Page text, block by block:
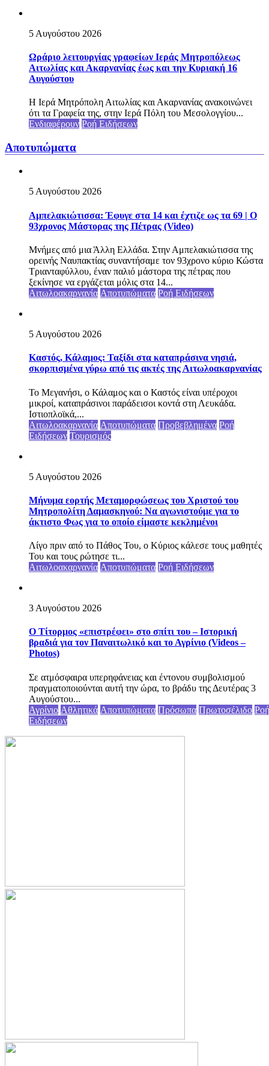
5 Αυγούστου 2026
Ωράριο λειτουργίας γραφείων Ιεράς Μητροπόλεως
Αιτωλίας και Ακαρνανίας έως και την Κυριακή 16
Αυγούστου
Η Ιερά Μητρόπολη Αιτωλίας και Ακαρνανίας ανακοινώνει
ότι τα Γραφεία της, στην Ιερά Πόλη του Μεσολογγίου...
Ενδιαφέρουν Ροή Ειδήσεων
Αποτυπώματα
5 Αυγούστου 2026
Αμπελακιώτισσα: Έφυγε στα 14 και έχτιζε ως τα 69 | Ο
93χρονος Μάστορας της Πέτρας (Video)
Μνήμες από μια Άλλη Ελλάδα. Στην Αμπελακιώτισσα της
ορεινής Ναυπακτίας συναντήσαμε τον 93χρονο κύριο Κώστα
Τριανταφύλλου, έναν παλιό μάστορα της πέτρας που
ξεκίνησε να εργάζεται μόλις στα 14...
Αιτωλοακαρνανία Αποτυπώματα Ροή Ειδήσεων
5 Αυγούστου 2026
Καστός, Κάλαμος: Ταξίδι στα καταπράσινα νησιά,
σκορπισμένα γύρω από τις ακτές της Αιτωλοακαρνανίας
Το Μεγανήσι, ο Κάλαμος και ο Καστός είναι υπέροχοι
μικροί, καταπράσινοι παράδεισοι κοντά στη Λευκάδα.
Ιστιοπλοϊκά,...
Αιτωλοακαρνανία Αποτυπώματα Προβεβλημένα Ροή
Ειδήσεων Τουρισμός
5 Αυγούστου 2026
Μήνυμα εορτής Μεταμορφώσεως του Χριστού του
Μητροπολίτη Δαμασκηνού: Να αγωνιστούμε για το
άκτιστο Φως για το οποίο είμαστε κεκλημένοι
Λίγο πριν από το Πάθος Του, ο Κύριος κάλεσε τους μαθητές
Του και τους ρώτησε τι...
Αιτωλοακαρνανία Αποτυπώματα Ροή Ειδήσεων
3 Αυγούστου 2026
Ο Τίτορμος «επιστρέφει» στο σπίτι του – Ιστορική
βραδιά για τον Παναιτωλικό και το Αγρίνιο (Videos –
Photos)
Σε ατμόσφαιρα υπερηφάνειας και έντονου συμβολισμού
πραγματοποιούνται αυτή την ώρα, το βράδυ της Δευτέρας 3
Αυγούστου...
Αγρίνιο Αθλητικά Αποτυπώματα Πρόσωπα Πρωτοσέλιδο Ροή
Ειδήσεων